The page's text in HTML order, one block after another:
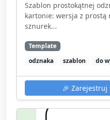
Szablon prostokątnej
kartonie: wersja z prostą
sznurek...
Template
odznaka
szablon do
🎉 Zarejestruj